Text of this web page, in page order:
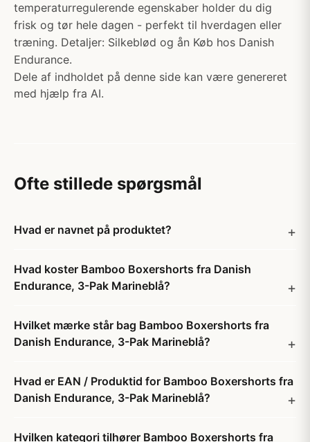
temperaturregulerende egenskaber holder du dig
frisk og tør hele dagen - perfekt til hverdagen eller
træning. Detaljer: Silkeblød og ån Køb hos Danish
Endurance.
Dele af indholdet på denne side kan være genereret
med hjælp fra AI.
Ofte stillede spørgsmål
Hvad er navnet på produktet?
Hvad koster Bamboo Boxershorts fra Danish
Endurance, 3-Pak Marineblå?
Hvilket mærke står bag Bamboo Boxershorts fra
Danish Endurance, 3-Pak Marineblå?
Hvad er EAN / Produktid for Bamboo Boxershorts fra
Danish Endurance, 3-Pak Marineblå?
Hvilken kategori tilhører Bamboo Boxershorts fra